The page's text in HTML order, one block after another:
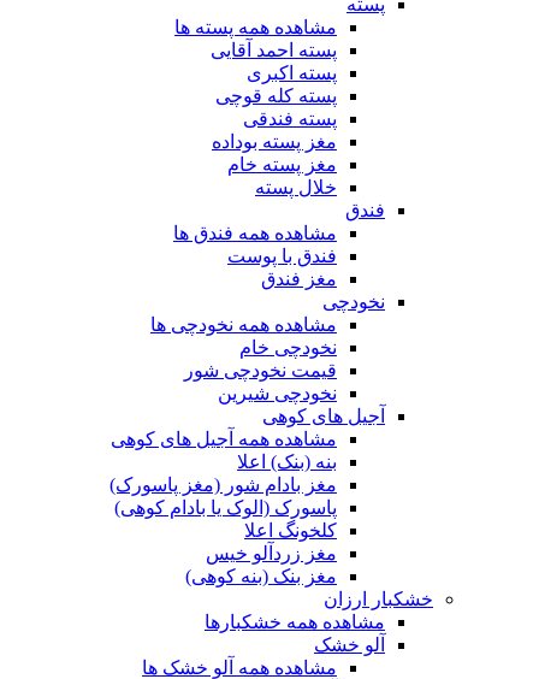
پسته
مشاهده همه پسته ها
پسته احمد آقایی
پسته اکبری
پسته کله قوچی
پسته فندقی
مغز پسته بوداده
مغز پسته خام
خلال پسته
فندق
مشاهده همه فندق ها
فندق با پوست
مغز فندق
نخودچی
مشاهده همه نخودچی ها
نخودچی خام
قیمت نخودچی شور
نخودچی شیرین
آجیل های کوهی
مشاهده همه آجیل های کوهی
بنه (بنک) اعلا
مغز بادام شور (مغز پاسورک)
پاسورک (الوک یا بادام کوهی)
کلخونگ اعلا
مغز زردآلو خیس
مغز بنک (بنه کوهی)
خشکبار ارزان
مشاهده همه خشکبارها
آلو خشک
مشاهده همه آلو خشک ها